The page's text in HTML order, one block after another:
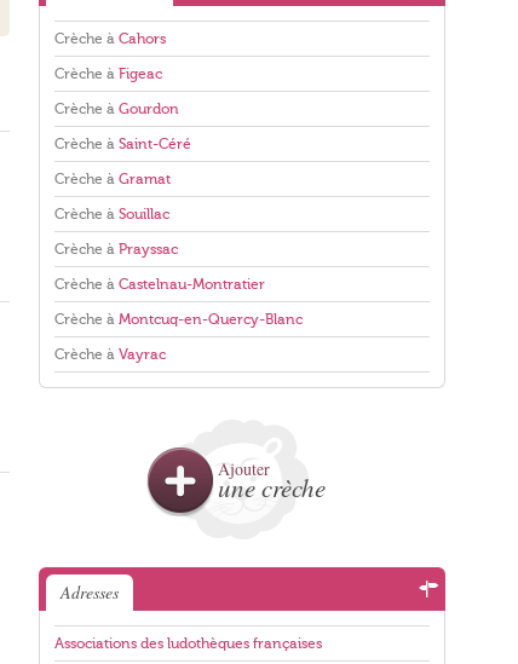
Crèche à Cahors
Crèche à Figeac
Crèche à Gourdon
Crèche à Saint-Céré
Crèche à Gramat
Crèche à Souillac
Crèche à Prayssac
Crèche à Castelnau-Montratier
Crèche à Montcuq-en-Quercy-Blanc
Crèche à Vayrac
Ajouter
une crèche
Adresses
Associations des ludothèques françaises